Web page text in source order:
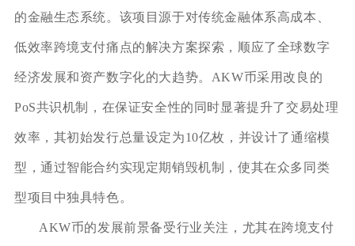
的金融生态系统。该项目源于对传统金融体系高成本、
低效率跨境支付痛点的解决方案探索，顺应了全球数字
经济发展和资产数字化的大趋势。AKW币采用改良的
PoS共识机制，在保证安全性的同时显著提升了交易处理
效率，其初始发行总量设定为10亿枚，并设计了通缩模
型，通过智能合约实现定期销毁机制，使其在众多同类
型项目中独具特色。
AKW币的发展前景备受行业关注，尤其在跨境支付